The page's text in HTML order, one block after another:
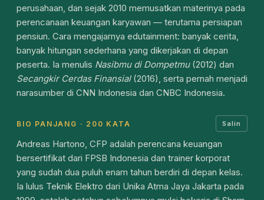
perusahaan, dan sejak 2010 memusatkan materinya pada
perencanaan keuangan karyawan — terutama persiapan
pensiun. Cara mengajarnya edutainment: banyak cerita,
banyak hitungan sederhana yang dikerjakan di depan
peserta. Ia menulis Nasibmu di Dompetmu(2012) dan
Secangkir Cerdas Finansial(2016), serta pernah menjadi
narasumber di CNN Indonesia dan CNBC Indonesia.
BIO PANJANG · 200 KATA Salin
Andreas Hartono, CFP adalah perencana keuangan
bersertifikat dari FPSB Indonesia dan trainer korporat
yang sudah dua puluh enam tahun berdiri di depan kelas.
Ia lulus Teknik Elektro dari Unika Atma Jaya Jakarta pada